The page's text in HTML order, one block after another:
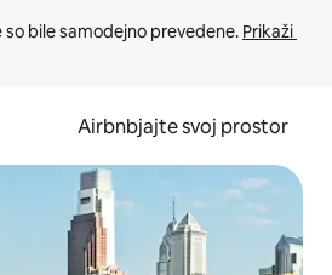
bile samodejno prevedene. Prikaži
Airbnbjajte svoj prostor